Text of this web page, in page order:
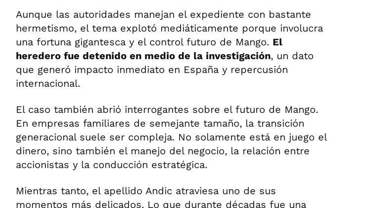
Aunque las autoridades manejan el expediente con bastante
hermetismo, el tema explotó mediáticamente porque involucra
una fortuna gigantesca y el control futuro de Mango. El
heredero fue detenido en medio de la investigación, un dato
que generó impacto inmediato en España y repercusión
internacional.
El caso también abrió interrogantes sobre el futuro de Mango.
En empresas familiares de semejante tamaño, la transición
generacional suele ser compleja. No solamente está en juego el
dinero, sino también el manejo del negocio, la relación entre
accionistas y la conducción estratégica.
Mientras tanto, el apellido Andic atraviesa uno de sus
momentos más delicados. Lo que durante décadas fue una